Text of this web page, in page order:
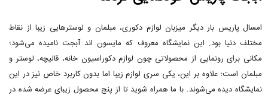
امسال پاریس بار دیگر میزبان لوازم دکوری، مبلمان و لوسترهایی زیبا از نقاط
مختلف دنیا بود. این نمایشگاه معروف که مایسون اند آبجت نامیده می‌شود؛
مکانی برای رونمایی از محصولاتی چون لوازم دکوراسیون خانه، قالیچه، لوستر و
مبلمان است؛ علاوه بر این، یکی سری لوازم زیبا اما بدون کاربرد خاص نیز در این
نمایشگاه دیده می‌شوند. با ما همراه شوید تا از پنج محصول زیبای عرضه شده در